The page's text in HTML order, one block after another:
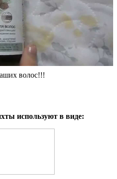
волос!!!
используют в виде: